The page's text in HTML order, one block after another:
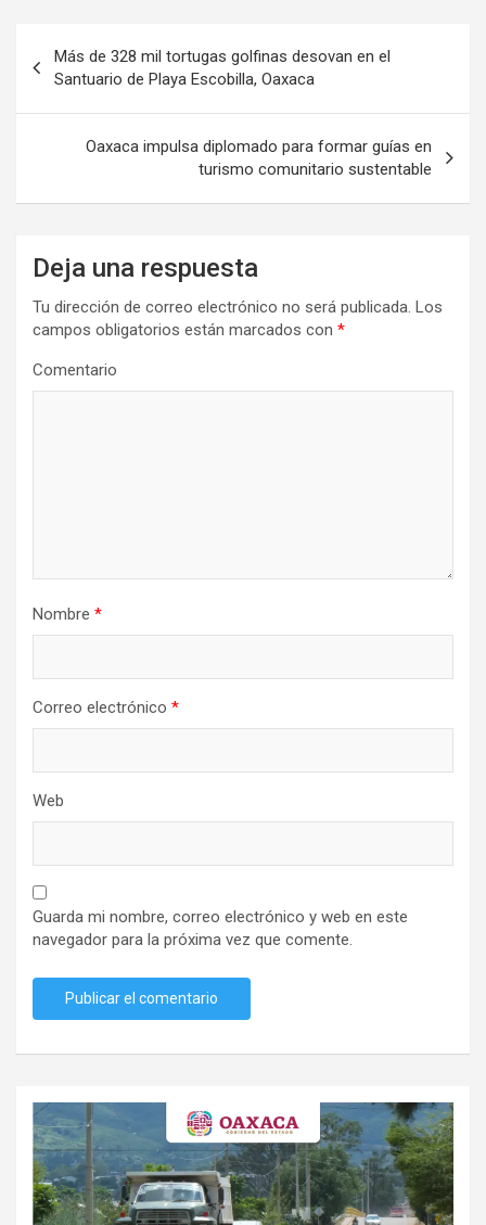
de
entradas
Más de 328 mil tortugas golfinas desovan en el
Santuario de Playa Escobilla, Oaxaca
Oaxaca impulsa diplomado para formar guías en
turismo comunitario sustentable
Deja una respuesta
Tu dirección de correo electrónico no será publicada. Los
campos obligatorios están marcados con *
Comentario
Nombre *
Correo electrónico *
Web
Guarda mi nombre, correo electrónico y web en este
navegador para la próxima vez que comente.